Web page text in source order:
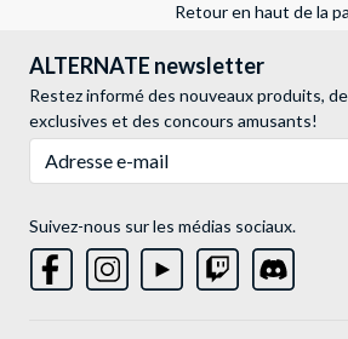
Retour en haut de la
ALTERNATE newsletter
Restez informé des nouveaux produits,
exclusives et des concours amusants!
Suivez-nous sur les médias sociaux.